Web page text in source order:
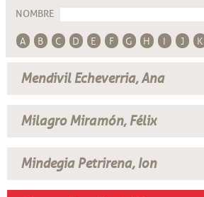
NOMBRE
A B C D E F G H I J K
Mendivil Echeverria, Ana
Milagro Miramón, Félix
Mindegia Petrirena, Ion